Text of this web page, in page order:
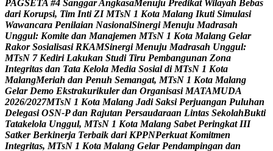
PAGSETA #4 SanggarAngkasaMenuju Predikat Wilayah Bebas
dari Korupsi, Tim Inti ZI MTsN 1 Kota Malang Ikuti Simulasi
Wawancara Penilaian NasionalSinergi Menuju Madrasah
Unggul: Komite dan Manajemen MTsN 1 Kota Malang Gelar
Rakor Sosialisasi RKAMSinergi Menuju Madrasah Unggul:
MTsN 7 Kediri Lakukan Studi Tiru Pembangunan Zona
Integritas dan Tata Kelola Media Sosial di MTsN 1 Kota
MalangMeriah dan Penuh Semangat, MTsN 1 Kota Malang
Gelar Demo Ekstrakurikuler dan Organisasi MATAMUDA
2026/2027MTsN 1 Kota Malang Jadi Saksi Perjuangan Puluhan
Delegasi OSN-P dan Rajutan Persaudaraan Lintas SekolahBukti
Tatakelola Unggul, MTsN 1 Kota Malang Sabet Peringkat III
Satker Berkinerja Terbaik dari KPPNPerkuat Komitmen
Integritas, MTsN 1 Kota Malang Gelar Pendampingan dan